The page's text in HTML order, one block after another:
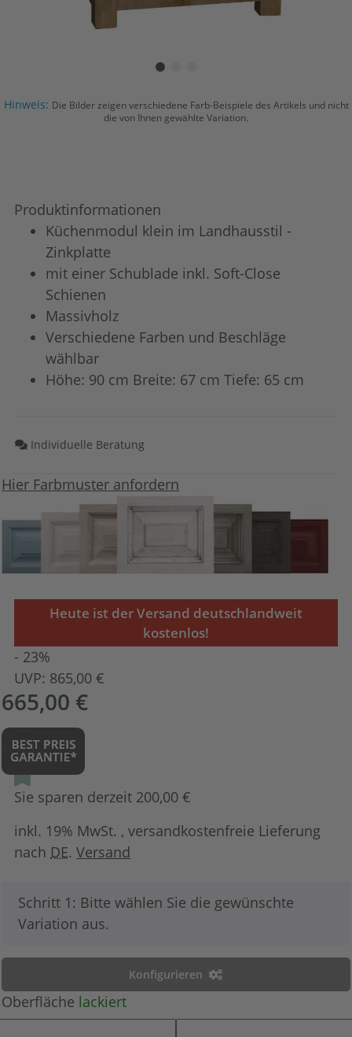
Hinweis: Die Bilder zeigen verschiedene Farb-Beispiele des Artikels und nicht
die von Ihnen gewählte Variation.
Produktinformationen
Küchenmodul klein im Landhausstil -
Zinkplatte
mit einer Schublade inkl. Soft-Close
Schienen
Massivholz
Verschiedene Farben und Beschläge
wählbar
Höhe: 90 cm Breite: 67 cm Tiefe: 65 cm
Individuelle Beratung
Hier Farbmuster anfordern
Heute ist der Versand deutschlandweit
kostenlos!
- 23%
UVP: 865,00 €
665,00 €
Sie sparen derzeit 200,00 €
inkl. 19% MwSt. , versandkostenfreie Lieferung
nach DE.Versand
x
Schritt 1: Bitte wählen Sie die gewünschte
Variation aus.
Konfigurieren
Oberfläche lackiert